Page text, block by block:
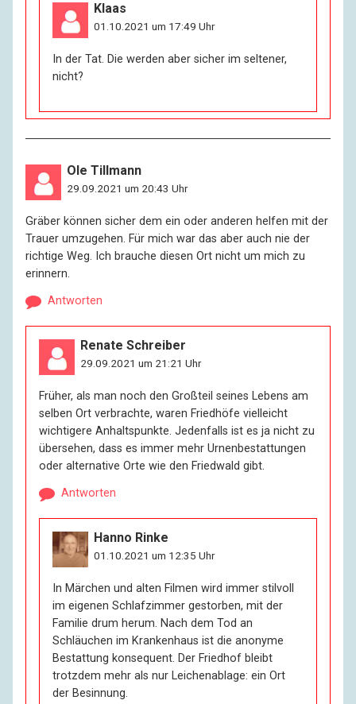
Klaas
01.10.2021 um 17:49 Uhr
In der Tat. Die werden aber sicher im seltener,
nicht?
Ole Tillmann
29.09.2021 um 20:43 Uhr
Gräber können sicher dem ein oder anderen helfen mit der
Trauer umzugehen. Für mich war das aber auch nie der
richtige Weg. Ich brauche diesen Ort nicht um mich zu
erinnern.
Antworten
Renate Schreiber
29.09.2021 um 21:21 Uhr
Früher, als man noch den Großteil seines Lebens am
selben Ort verbrachte, waren Friedhöfe vielleicht
wichtigere Anhaltspunkte. Jedenfalls ist es ja nicht zu
übersehen, dass es immer mehr Urnenbestattungen
oder alternative Orte wie den Friedwald gibt.
Antworten
Hanno Rinke
01.10.2021 um 12:35 Uhr
In Märchen und alten Filmen wird immer stilvoll
im eigenen Schlafzimmer gestorben, mit der
Familie drum herum. Nach dem Tod an
Schläuchen im Krankenhaus ist die anonyme
Bestattung konsequent. Der Friedhof bleibt
trotzdem mehr als nur Leichenablage: ein Ort
der Besinnung.